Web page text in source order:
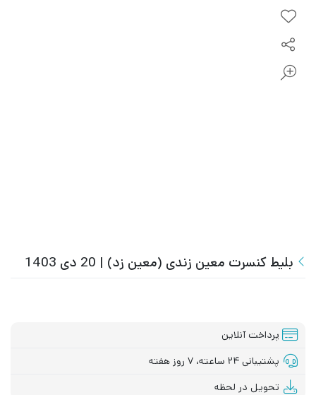
بلیط کنسرت معین زندی (معین زد) | 20 دی 1403
پرداخت آنلاین
پشتیبانی ۲۴ ساعته، ۷ روز هفته
تحویل در لحظه